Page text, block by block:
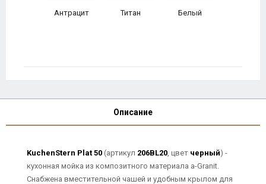
Антрацит Титан Белый
Описание
KuchenStern Plat 50 (артикул 206BL20, цвет черный) -
кухонная мойка из композитного материала a-Granit.
Снабжена вместительной чашей и удобным крылом для